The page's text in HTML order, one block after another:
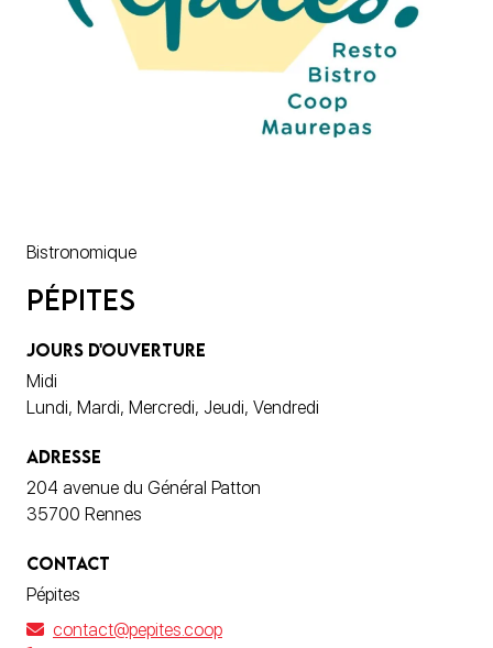
Bistronomique
Pépites
JOURS D'OUVERTURE
Midi
Lundi, Mardi, Mercredi, Jeudi, Vendredi
ADRESSE
204 avenue du Général Patton
35700 Rennes
CONTACT
Pépites
contact@pepites.coop